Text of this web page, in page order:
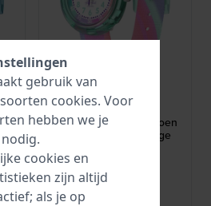
Flik Flak
FPNP183
Flip it pink! 30 mm Groen
en roze kinderhorloge
54,-
● Op voorraad
gebruik van
cookies. Voor
hebben we je
cookies en
zijn altijd
als je op